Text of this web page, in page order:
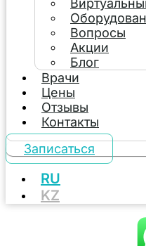
Вопросы
Акции
Блог
Врачи
Цены
Отзывы
Контакты
Записаться
RU
KZ